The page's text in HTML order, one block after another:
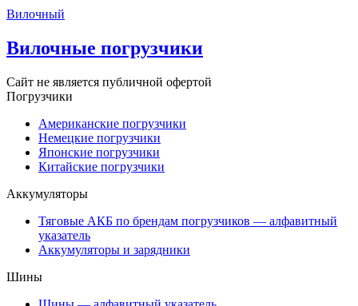
Вилочный
Вилочные погрузчики
Сайт не является публичной офертой
Погрузчики
Американские погрузчики
Немецкие погрузчики
Японские погрузчики
Китайские погрузчики
Аккумуляторы
Тяговые АКБ по брендам погрузчиков — алфавитный
указатель
Аккумуляторы и зарядники
Шины